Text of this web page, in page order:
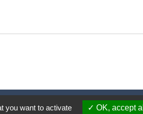
Nous contacter
you want to activate OK, accept all